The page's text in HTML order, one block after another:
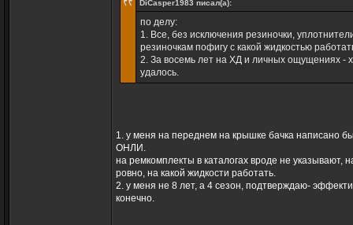
DiCasper1983 писал(а):
по делу:
1. Все, без исключения резиночки,
резиночкам пофигу с какой жидкостью
2. За восемь лет на ХД и личных ощущениях -
удалось.
1. у меня на переднем на крышке бачка написано
ОНЛИ.
на ремкомплекты в каталогах вроде не указывают,
ровно, на какой жидкости работать.
2. у меня не 8 лет, а 4 сезон, подтверждаю-
конечно.